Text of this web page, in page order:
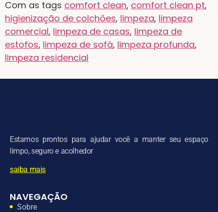
Com as tags comfort clean, comfort clean pt,
higienização de colchões, limpeza, limpeza
comercial, limpeza de casas, limpeza de
estofos, limpeza de sofá, limpeza profunda,
limpeza residencial
Estamos prontos para ajudar você a manter seu espaço
limpo, seguro e acolhedor
saiba mais
NAVEGAÇÃO
Sobre